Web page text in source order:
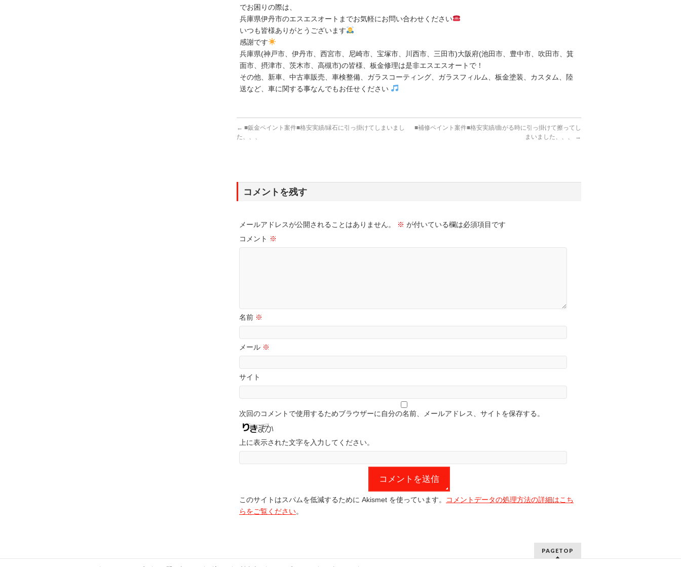
でお困りの際は、
兵庫県伊丹市のエスエスオートまでお気軽にお問い合わせください
いつも皆様ありがとうございます
感謝です
兵庫県(神戸市、伊丹市、西宮市、尼崎市、宝塚市、川西市、三田市)大阪府(池田市、豊中市、吹田市、箕
面市、摂津市、茨木市、高槻市)の皆様、板金修理は是非エスエスオートで！
その他、新車、中古車販売、車検整備、ガラスコーティング、ガラスフィルム、板金塗装、カスタム、陸
送など、車に関する事なんでもお任せください
← ■鈑金ペイント案件■格安実績/縁石に引っ掛けてしまいまし
た、、、
■補修ペイント案件■格安実績/曲がる時に引っ掛けて擦ってし
まいました、、、
→
コメントを残す
メールアドレスが公開されることはありません。 ※ が付いている欄は必須項目です
コメント ※
名前 ※
メール ※
サイト
次回のコメントで使用するためブラウザーに自分の名前、メールアドレス、サイトを保存する。
上に表示された文字を入力してください。
このサイトはスパムを低減するために Akismet を使っています。
コメントデータの処理方法の詳細はこち
らをご覧ください。
PAGETOP